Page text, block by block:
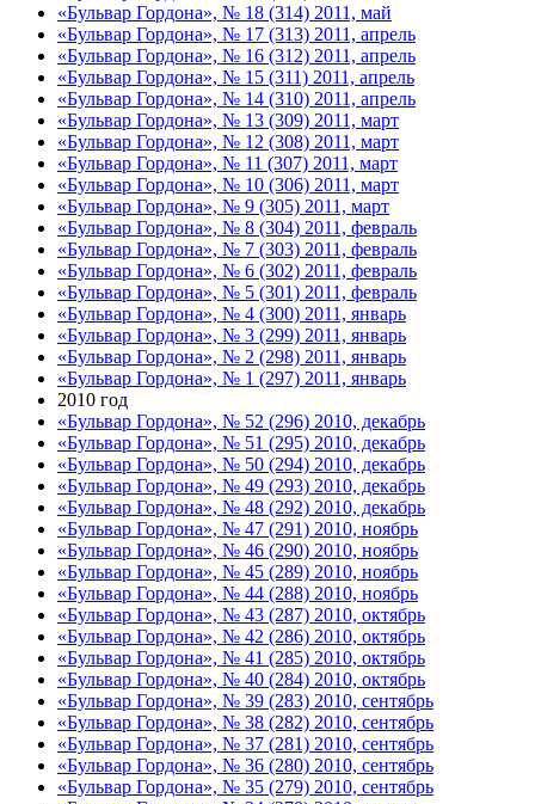
«Бульвар Гордона», № 18 (314) 2011, май
«Бульвар Гордона», № 17 (313) 2011, апрель
«Бульвар Гордона», № 16 (312) 2011, апрель
«Бульвар Гордона», № 15 (311) 2011, апрель
«Бульвар Гордона», № 14 (310) 2011, апрель
«Бульвар Гордона», № 13 (309) 2011, март
«Бульвар Гордона», № 12 (308) 2011, март
«Бульвар Гордона», № 11 (307) 2011, март
«Бульвар Гордона», № 10 (306) 2011, март
«Бульвар Гордона», № 9 (305) 2011, март
«Бульвар Гордона», № 8 (304) 2011, февраль
«Бульвар Гордона», № 7 (303) 2011, февраль
«Бульвар Гордона», № 6 (302) 2011, февраль
«Бульвар Гордона», № 5 (301) 2011, февраль
«Бульвар Гордона», № 4 (300) 2011, январь
«Бульвар Гордона», № 3 (299) 2011, январь
«Бульвар Гордона», № 2 (298) 2011, январь
«Бульвар Гордона», № 1 (297) 2011, январь
2010 год
«Бульвар Гордона», № 52 (296) 2010, декабрь
«Бульвар Гордона», № 51 (295) 2010, декабрь
«Бульвар Гордона», № 50 (294) 2010, декабрь
«Бульвар Гордона», № 49 (293) 2010, декабрь
«Бульвар Гордона», № 48 (292) 2010, декабрь
«Бульвар Гордона», № 47 (291) 2010, ноябрь
«Бульвар Гордона», № 46 (290) 2010, ноябрь
«Бульвар Гордона», № 45 (289) 2010, ноябрь
«Бульвар Гордона», № 44 (288) 2010, ноябрь
«Бульвар Гордона», № 43 (287) 2010, октябрь
«Бульвар Гордона», № 42 (286) 2010, октябрь
«Бульвар Гордона», № 41 (285) 2010, октябрь
«Бульвар Гордона», № 40 (284) 2010, октябрь
«Бульвар Гордона», № 39 (283) 2010, сентябрь
«Бульвар Гордона», № 38 (282) 2010, сентябрь
«Бульвар Гордона», № 37 (281) 2010, сентябрь
«Бульвар Гордона», № 36 (280) 2010, сентябрь
«Бульвар Гордона», № 35 (279) 2010, сентябрь